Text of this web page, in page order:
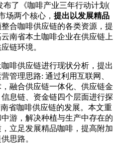
布了《咖啡产业三年行动计划(
场两个核心， 提出以发展精品
合咖啡供应链的各类资源，提
南省本土咖啡企业在供应链上
链环境。
啡供应链进行现状分析，提出
管理思路: 通过利用互联网、
融合供应链一体化、供应链金
息链、资金链四个层面进行探
省咖啡供应链的发展。本文重
游，解决种植与生产中存在的
立足发展精品咖啡，提高附加
思路。